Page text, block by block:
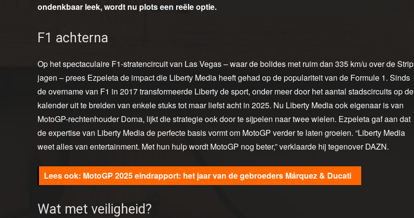
ondenkbaar leek, wordt nu plots een reële optie.
F1 achterna
Op het spectaculaire F1-stratencircuit van Las Vegas – waar de bolides met ruim dan 335 km/u over de Strip
jagen – prees Ezpeleta de impact die Liberty Media heeft gehad op de populariteit van de Formule 1. Sinds
de overname van F1 in 2017 transformeerde Liberty de sport, onder meer door het aantal stadscircuits op de
kalender uit te breiden van enkele stuks tot maar liefst acht in 2025. Nu Liberty Media ook eigenaar is van
MotoGP-rechtenhouder Dorna, lijkt die strategie ook door te sijpelen naar twee wielen. Ezpeleta gaf aan dat
de expertise van Liberty Media de perfecte basis vormt om MotoGP verder te laten groeien. “Liberty Media
weet alles van entertainment. Met hun hulp wordt MotoGP nog beter,” verklaarde hij tegenover DAZN.
MotoGP 2025 eindrapport: het jaar van de gebroeders Márquez & Ducati
Wat met veiligheid?